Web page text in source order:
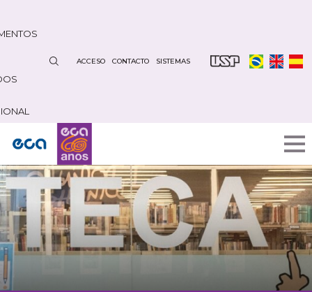
contenido
ACCESO CONTACTO SISTEMAS